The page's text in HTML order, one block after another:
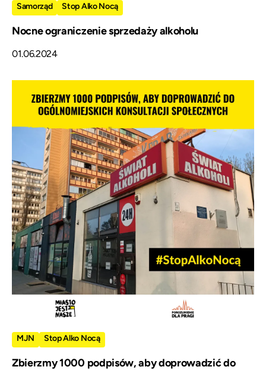
Samorząd Stop Alko Nocą
Nocne ograniczenie sprzedaży alkoholu
01.06.2024
MJN Stop Alko Nocą
Zbierzmy 1000 podpisów, aby doprowadzić do